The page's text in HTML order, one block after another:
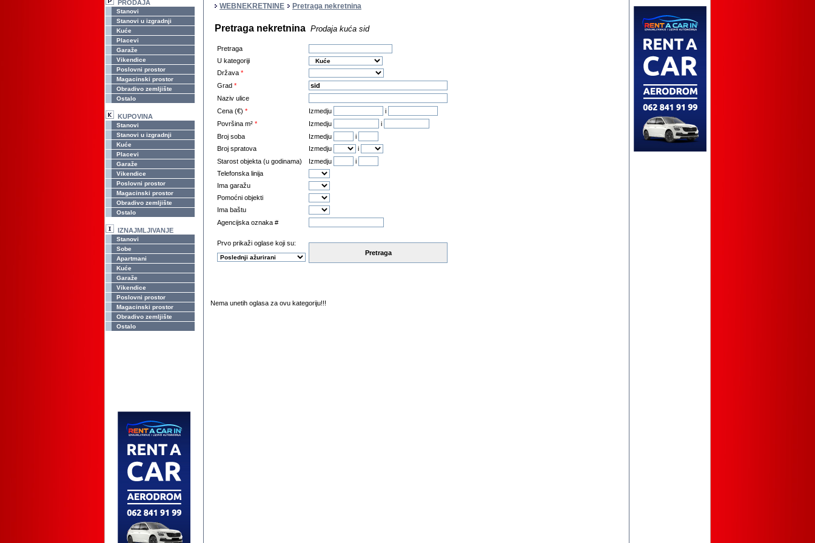
PRODAJA
Stanovi
Stanovi u izgradnji
Kuće
Placevi
Garaže
Vikendice
Poslovni prostor
Magacinski prostor
Obradivo zemljište
Ostalo
KUPOVINA
Stanovi
Stanovi u izgradnji
Kuće
Placevi
Garaže
Vikendice
Poslovni prostor
Magacinski prostor
Obradivo zemljište
Ostalo
IZNAJMLJIVANJE
Stanovi
Sobe
Apartmani
Kuće
Garaže
Vikendice
Poslovni prostor
Magacinski prostor
Obradivo zemljište
Ostalo
WEBNEKRETNINE Pretraga nekretnina
Pretraga nekretnina Prodaja kuća sid
Pretraga
U kategoriji
Država *
Grad *
Naziv ulice
Cena (€) * Izmedju
i
Površina m² * Izmedju
i
Broj soba
Izmedju
i
Broj spratova
Izmedju
i
Starost objekta (u godinama)
Izmedju
i
Telefonska linija
Ima garažu
Pomoćni objekti
Ima baštu
Agencijska oznaka #
Prvo prikaži oglase koji su:
Pretraga
Nema unetih oglasa za ovu kategoriju!!!